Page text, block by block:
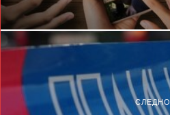
СЛЕДНО